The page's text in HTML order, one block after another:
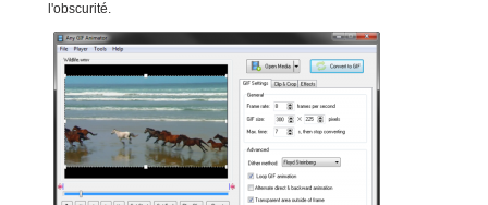
l'obscurité.